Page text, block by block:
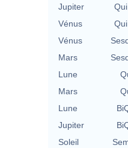
Jupiter
Vénus
Vénus
Mars
Lune
Mars
Lune
Jupiter
Soleil